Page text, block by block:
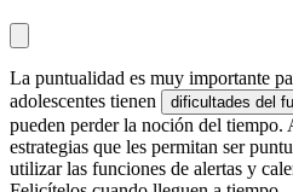
La puntualidad es muy importante
adolescentes tienen
dificultades del
pueden perder la noción del tiempo.
estrategias que les permitan ser
utilizar las funciones de alertas y